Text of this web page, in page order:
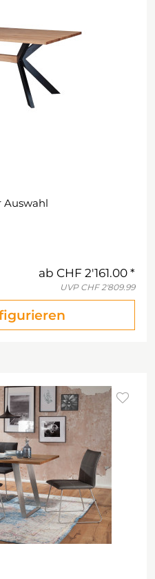
Auswahl
ab CHF 2'161.00
UVP CHF 2'809.99